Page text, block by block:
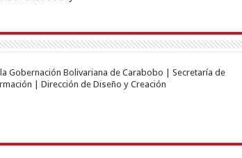
Gobernación Bolivariana de Carabobo | Secretaría de
| Dirección de Diseño y Creación